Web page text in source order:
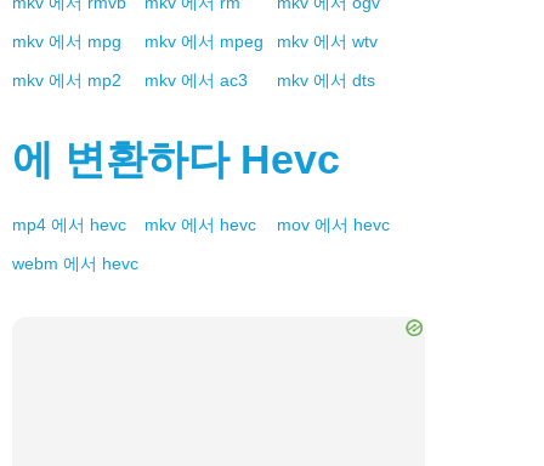
mkv 에서 mpg mkv 에서 mpeg mkv 에서 wtv
mkv 에서 mp2 mkv 에서 ac3 mkv 에서 dts
에 변환하다 Hevc
mp4 에서 hevc mkv 에서 hevc mov 에서 hevc
webm 에서 hevc